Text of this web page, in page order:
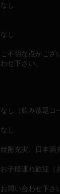
なし
なし
ご不明な点がござ
わせ下さい。
なし（飲み放題コ
なし
焼酎充実、日本酒
お子様連れ歓迎（
お問い合わせ下さ